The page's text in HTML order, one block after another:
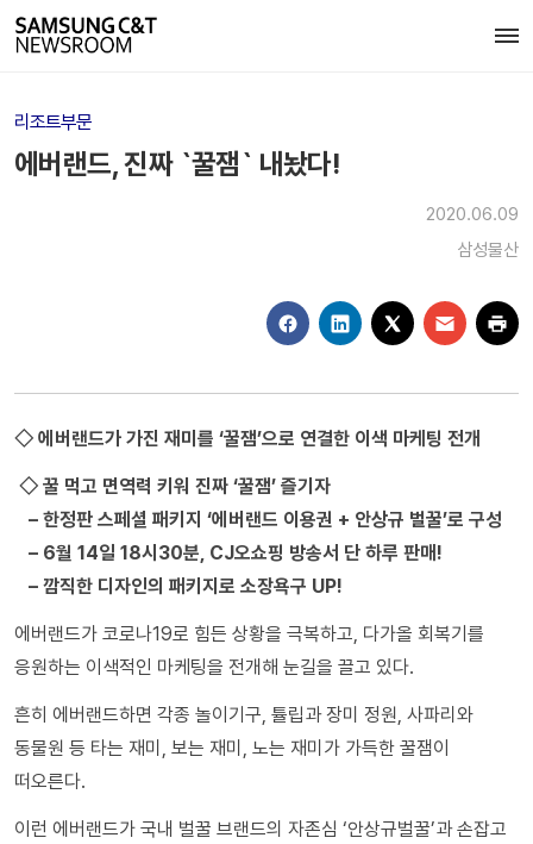
리조트부문
에버랜드, 진짜 `꿀잼` 내놨다!
2020.06.09
삼성물산
◇ 에버랜드가 가진 재미를 ‘꿀잼’으로 연결한 이색 마케팅 전개
◇ 꿀 먹고 면역력 키워 진짜 ‘꿀잼’ 즐기자
– 한정판 스페셜 패키지 ‘에버랜드 이용권 + 안상규 벌꿀’로 구성
– 6월 14일 18시30분, CJ오쇼핑 방송서 단 하루 판매!
– 깜직한 디자인의 패키지로 소장욕구 UP!
에버랜드가 코로나19로 힘든 상황을 극복하고, 다가올 회복기를
응원하는 이색적인 마케팅을 전개해 눈길을 끌고 있다.
흔히 에버랜드하면 각종 놀이기구, 튤립과 장미 정원, 사파리와
동물원 등 타는 재미, 보는 재미, 노는 재미가 가득한 꿀잼이
떠오른다.
이런 에버랜드가 국내 벌꿀 브랜드의 자존심 ‘안상규벌꿀’과 손잡고